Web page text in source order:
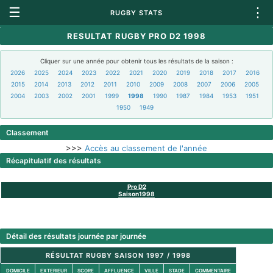
☰ RUGBY STATS ⋮
RESULTAT RUGBY PRO D2 1998
Cliquer sur une année pour obtenir tous les résultats de la saison :
2026
2025 2024 2023 2022 2021 2020 2019 2018 2017
2016
2015
2014 2013 2012 2011 2010 2009 2008 2007 2006
2005
2004
2003 2002 2001 1999 1998 1990 1987 1984 1953
1951
1950
1949
Classement
>>> Accès au classement de l'année
Récapitulatif des résultats
Pro D2
Saison1998
Détail des résultats journée par journée
RÉSULTAT RUGBY SAISON 1997 / 1998
DOMICILE EXTERIEUR SCORE AFFLUENCE VILLE STADE COMMENTAIRE